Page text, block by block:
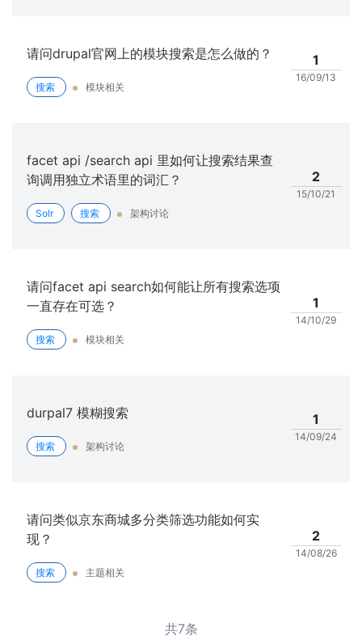
请问drupal官网上的模块搜索是怎么做的？
搜索 模块相关
1
16/09/13
facet api /search api 里如何让搜索结果查
询调用独立术语里的词汇？
Solr 搜索 架构讨论
2
15/10/21
请问facet api search如何能让所有搜索选项
一直存在可选？
搜索 模块相关
1
14/10/29
durpal7 模糊搜索
搜索 架构讨论
1
14/09/24
请问类似京东商城多分类筛选功能如何实
现？
搜索 主题相关
2
14/08/26
共7条